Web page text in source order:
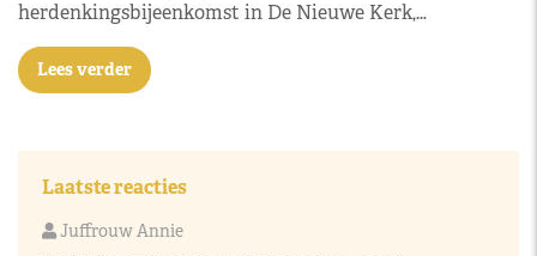
herdenkingsbijeenkomst in De Nieuwe Kerk,…
Lees verder
Laatste reacties
Juffrouw Annie